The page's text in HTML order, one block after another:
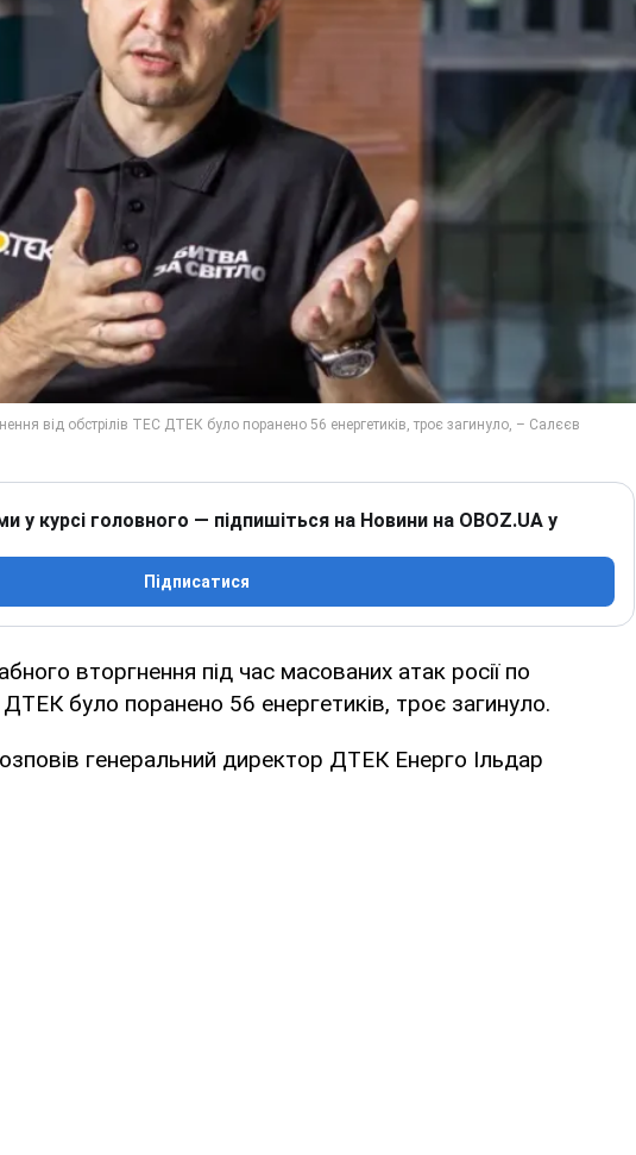
у курсі головного — підпишіться на Новини на OBOZ.UA у
Підписатися
вторгнення під час масованих атак росії по
було поранено 56 енергетиків, троє загинуло.
генеральний директор ДТЕК Енерго Ільдар